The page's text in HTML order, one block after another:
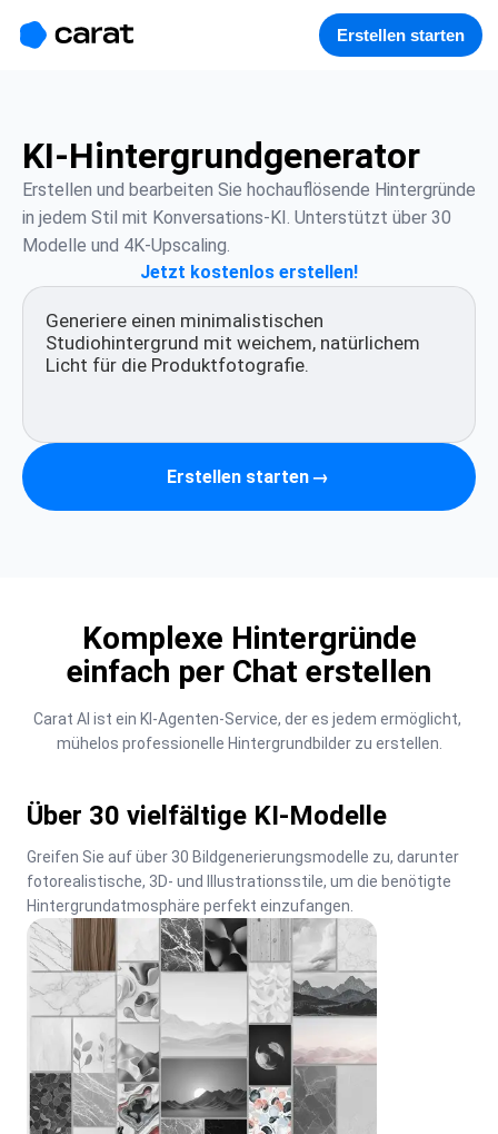
Erstellen starten
KI-Hintergrundgenerator
Erstellen und bearbeiten Sie hochauflösende Hintergründe
in jedem Stil mit Konversations-KI. Unterstützt über 30
Modelle und 4K-Upscaling.
Jetzt kostenlos erstellen!
Erstellen starten →
Komplexe Hintergründe
einfach per Chat erstellen
Carat AI ist ein KI-Agenten-Service, der es jedem ermöglicht,
mühelos professionelle Hintergrundbilder zu erstellen.
Über 30 vielfältige KI-Modelle
Greifen Sie auf über 30 Bildgenerierungsmodelle zu, darunter
fotorealistische, 3D- und Illustrationsstile, um die benötigte
Hintergrundatmosphäre perfekt einzufangen.